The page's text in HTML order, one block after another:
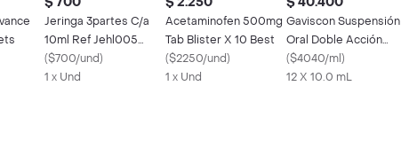
Jeringa 3partes C/a
10ml Ref Jehl005
Alfasafe 21gx1 Pulg 1/2
Pulg sobre
($700/und)
1 x Und
Acetaminofen 500mg
Tab Blister X 10 Best
($2250/und)
1 x Und
Gaviscon Suspensión
Oral Doble Acción
Sachet
($4040/ml)
12 X 10.0 mL